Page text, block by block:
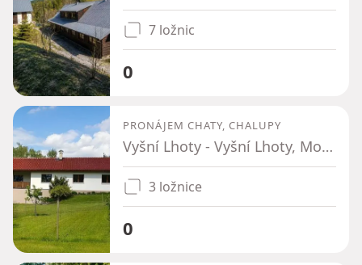
7 ložnic
0
PRONÁJEM CHATY, CHALUPY
Vyšní Lhoty - Vyšní Lhoty, Moravskoslezský kraj
3 ložnice
0